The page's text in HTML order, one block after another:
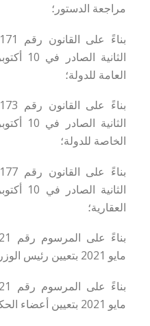
مراجعة الدستور؛
بناءً على القانون رقم 171
الثانية
العامة للدولة؛
بناءً على القانون رقم 173
الثانية
الخاصة للدولة؛
بناءً على القانون رقم 177
الثانية
العقارية؛
بناءً على المرسوم رقم 2021-105
مايو 2021 بتعيين رئيس الوزراء؛
بناءً على المرسوم رقم 2021-106
مايو 2021 بتعيين أعضاء الحكومة؛